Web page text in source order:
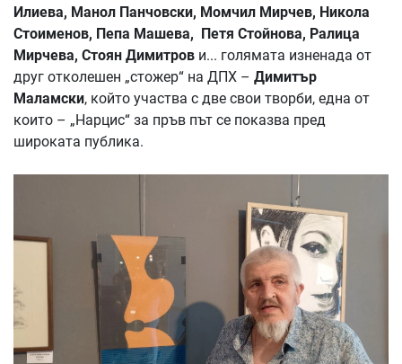
Илиева, Манол Панчовски, Момчил Мирчев, Никола
Стоименов, Пепа Машева, Петя Стойнова, Ралица
Мирчева, Стоян Димитров и... голямата изненада от
друг отколешен „стожер“ на ДПХ – Димитър
Маламски, който участва с две свои творби, една от
които – „Нарцис“ за пръв път се показва пред
широката публика.